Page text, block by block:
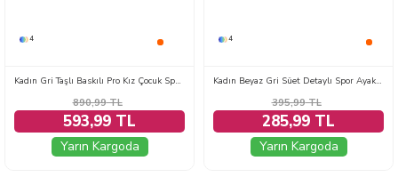
4
Kadın Gri Taşlı Baskılı Pro Kız Çocuk Spor Ayakkabı - 28583-GRI
890,99TL
593,99 TL
Yarın Kargoda
4
Kadın Beyaz Gri Süet Detaylı Spor Ayakkabı - 28106-BEYAZ-GRI
395,99TL
285,99 TL
Yarın Kargoda